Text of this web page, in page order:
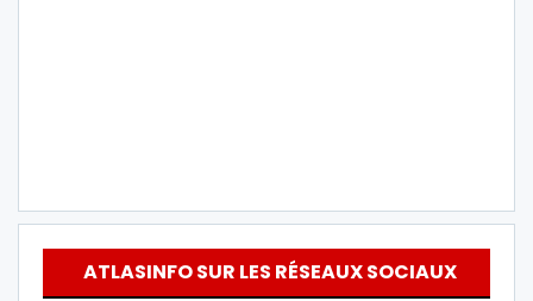
ATLASINFO SUR LES RÉSEAUX SOCIAUX